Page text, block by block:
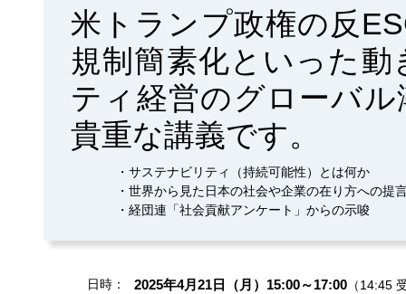
米トランプ政権の反
規制簡素化といった
ティ経営のグローバ
貴重な講義です。
・サステナビリティ（持続可能性）とは何か
・世界から見た日本の社会や企業の在り方への提
・経団連「社会貢献アンケート」からの示唆
日時： 2025年4月21日（月）15:00～17:00 （14:45